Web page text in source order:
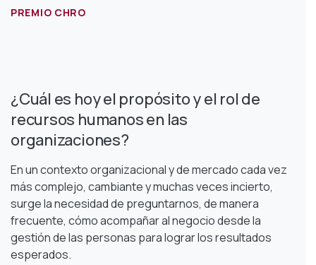
PREMIO CHRO
¿Cuál es hoy el propósito y el rol de
recursos humanos en las
organizaciones?
En un contexto organizacional y de mercado cada vez
más complejo, cambiante y muchas veces incierto,
surge la necesidad de preguntarnos, de manera
frecuente, cómo acompañar al negocio desde la
gestión de las personas para lograr los resultados
esperados.